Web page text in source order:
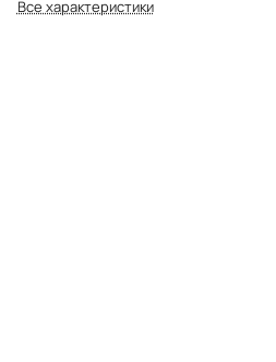
Все характеристики